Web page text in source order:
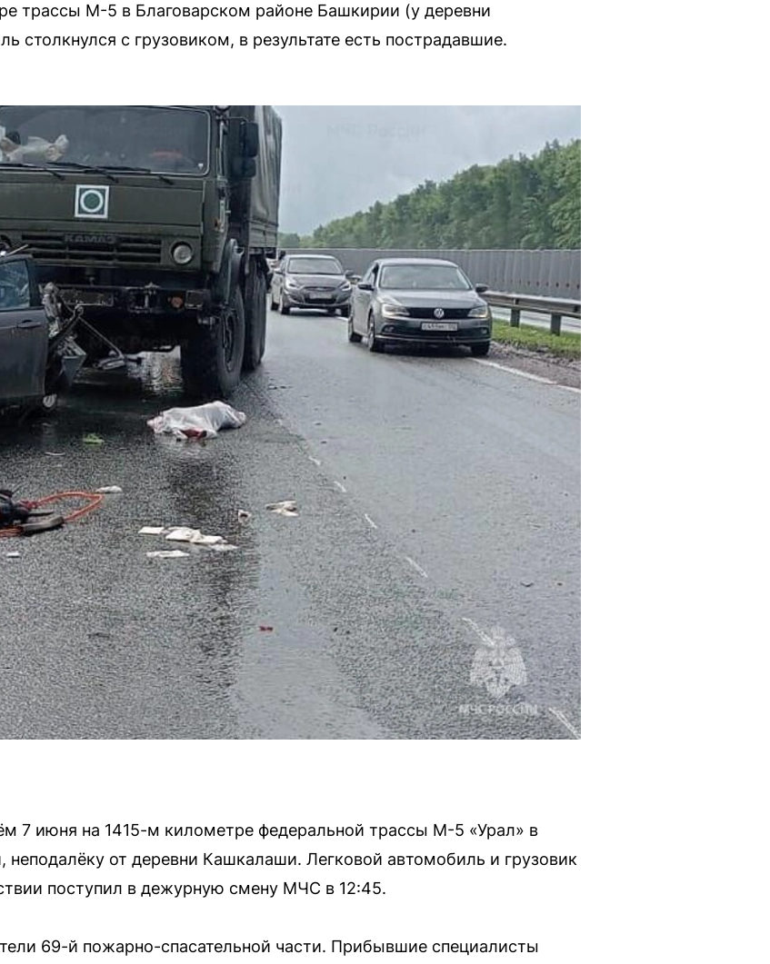
трассы М-5 в Благоварском районе Башкирии (у деревни
столкнулся с грузовиком, в результате есть пострадавшие.
7 июня на 1415-м километре федеральной трассы М-5 «Урал» в
от деревни Кашкалаши. Легковой автомобиль и грузовик
поступил в дежурную смену МЧС в 12:45.
69-й пожарно-спасательной части. Прибывшие специалисты